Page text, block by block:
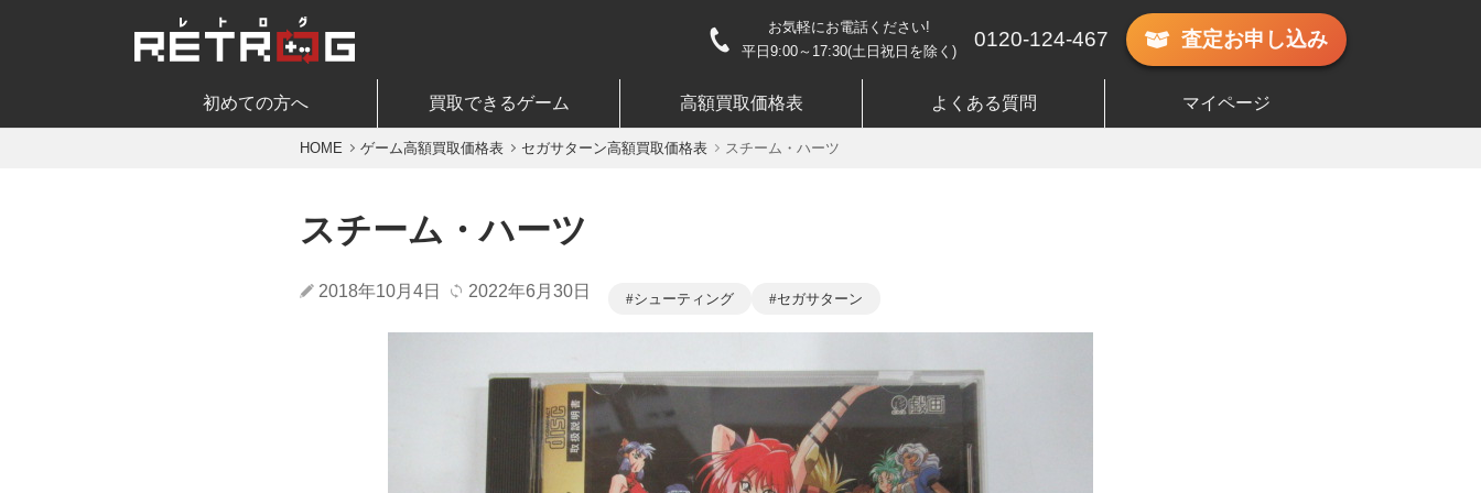
お気軽にお電話ください!
平日9:00～17:30(土日祝日を除く)
0120-124-467 査定お申し込み
初めての方へ 買取できるゲーム 高額買取価格表 よくある質問 マイページ
HOME ゲーム高額買取価格表 セガサターン高額買取価格表 スチーム・ハーツ
スチーム・ハーツ
2018年10月4日 2022年6月30日 シューティング セガサターン